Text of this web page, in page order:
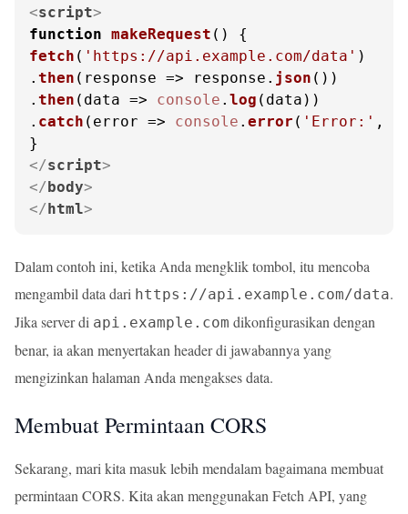
<script>
function makeRequest (
fetch ( 'https://api.example.com/data' )
. then ( response => response. json ())
. then ( data => console . log (data))
. catch ( error => console . error ( 'Error:' ,
</script>
</body>
</html>
Dalam contoh ini, ketika Anda mengklik tombol, itu mencoba
mengambil data dari https://api.example.com/data.
Jika server di api.example.com dikonfigurasikan dengan
benar, ia akan menyertakan header di jawabannya yang
mengizinkan halaman Anda mengakses data.
Membuat Permintaan CORS
Sekarang, mari kita masuk lebih mendalam bagaimana membuat
permintaan CORS. Kita akan menggunakan Fetch API, yang